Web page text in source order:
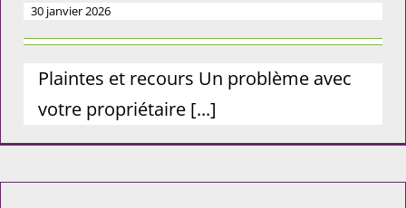
30 janvier 2026
Plaintes et recours Un problème avec
votre propriétaire [...]